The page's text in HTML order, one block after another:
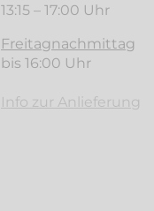
13:15 – 17:00 Uhr
Freitagnachmittag
bis 16:00 Uhr
Info zur Anlieferung